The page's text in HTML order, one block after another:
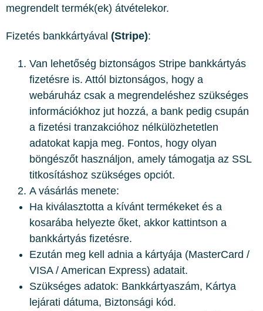
megrendelt termék(ek) átvételekor.
Fizetés bankkártyával (Stripe):
Van lehetőség biztonságos Stripe bankkártyás
fizetésre is. Attól biztonságos, hogy a
webáruház csak a megrendeléshez szükséges
információkhoz jut hozzá, a bank pedig csupán
a fizetési tranzakcióhoz nélkülözhetetlen
adatokat kapja meg. Fontos, hogy olyan
böngészőt használjon, amely támogatja az SSL
titkosításhoz szükséges opciót.
A vásárlás menete:
Ha kiválasztotta a kívánt termékeket és a
kosarába helyezte őket, akkor kattintson a
bankkártyás fizetésre.
Ezután meg kell adnia a kártyája (MasterCard /
VISA / American Express) adatait.
Szükséges adatok: Bankkártyaszám, Kártya
lejárati dátuma, Biztonsági kód.